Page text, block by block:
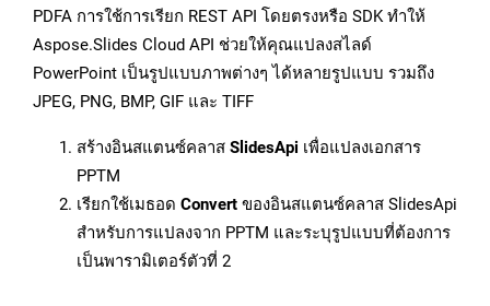
PDFA การใช้การเรียก REST API โดยตรงหรือ SDK ทำให้
Aspose.Slides Cloud API ช่วยให้คุณแปลงสไลด์
PowerPoint เป็นรูปแบบภาพต่างๆ ได้หลายรูปแบบ รวมถึง
JPEG, PNG, BMP, GIF และ TIFF
สร้างอินสแตนซ์คลาส SlidesApi เพื่อแปลงเอกสาร
PPTM
เรียกใช้เมธอด Convert ของอินสแตนซ์คลาส SlidesApi
สำหรับการแปลงจาก PPTM และระบุรูปแบบที่ต้องการ
เป็นพารามิเตอร์ตัวที่ 2